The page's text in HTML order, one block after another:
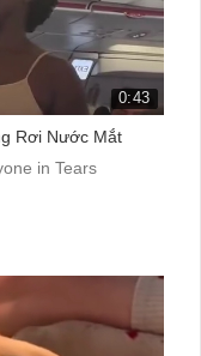
0:43
Rơi Nước Mắt
in Tears